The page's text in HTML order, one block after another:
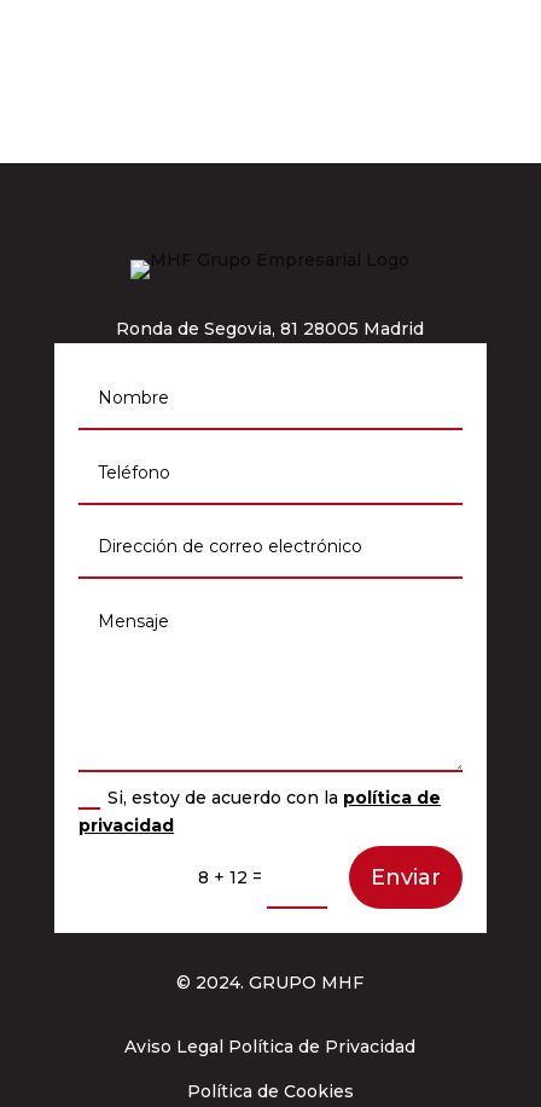
Ronda de Segovia, 81 28005 Madrid
Si, estoy de acuerdo con la política de
privacidad
8 + 12 = Enviar
© 2024. GRUPO MHF
Aviso Legal Política de Privacidad
Política de Cookies